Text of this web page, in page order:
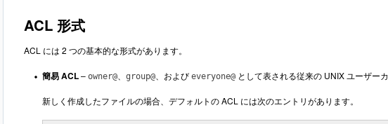
ACL 形式
ACL には 2 つの基本的な形式があります。
簡易 ACL– owner@ group@ 、および everyone@ として表される従来の UNIX ユーザー
新しく作成したファイルの場合、デフォルトの ACL には次のエントリがあります。